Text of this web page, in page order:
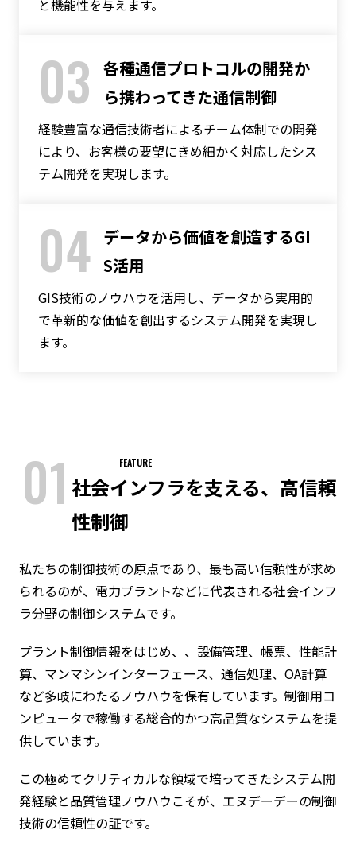
と機能性を与えます。
03
各種通信プロトコルの開発か
ら携わってきた通信制御
経験豊富な通信技術者によるチーム体制での開発
により、お客様の要望にきめ細かく対応したシス
テム開発を実現します。
04 データから価値を創造するGI
S活用
GIS技術のノウハウを活用し、データから実用的
で革新的な価値を創出するシステム開発を実現し
ます。
01 FEATURE
社会インフラを支える、高信頼
性制御
私たちの制御技術の原点であり、最も高い信頼性が求め
られるのが、電力プラントなどに代表される社会インフ
ラ分野の制御システムです。
プラント制御情報をはじめ、、設備管理、帳票、性能計
算、マンマシンインターフェース、通信処理、OA計算
など多岐にわたるノウハウを保有しています。制御用コ
ンピュータで稼働する総合的かつ高品質なシステムを提
供しています。
この極めてクリティカルな領域で培ってきたシステム開
発経験と品質管理ノウハウこそが、エヌデーデーの制御
技術の信頼性の証です。